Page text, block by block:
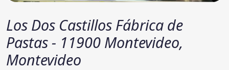
Los Dos Castillos Fábrica de
Pastas - 11900 Montevideo,
Montevideo